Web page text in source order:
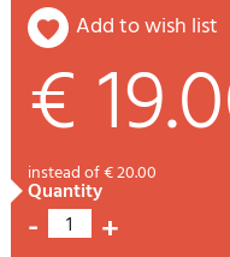
add to wish list
€
instead of € 20.00
quantity
- 1 +